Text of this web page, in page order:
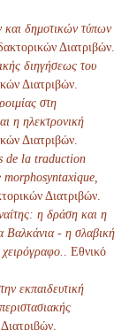
δημοτικών τύπων
Διατριβών.
διηγήσεως του
Διατριβών.
στη
η ηλεκτρονική
Διατριβών.
de la traduction
Διατριβών.
η δράση και η
Βαλκάνια - η σλαβική
. Εθνικό
εκπαιδευτική